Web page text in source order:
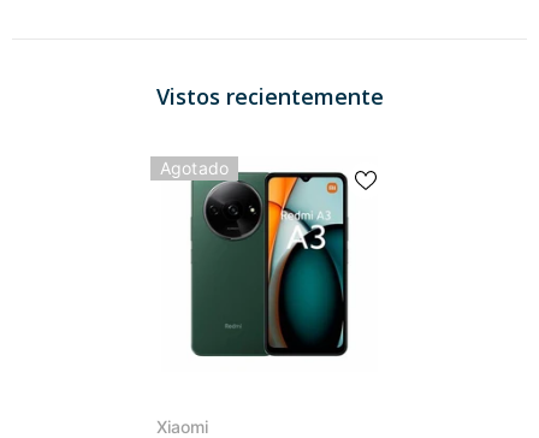
Vistos recientemente
Agotado
Marca:
Xiaomi